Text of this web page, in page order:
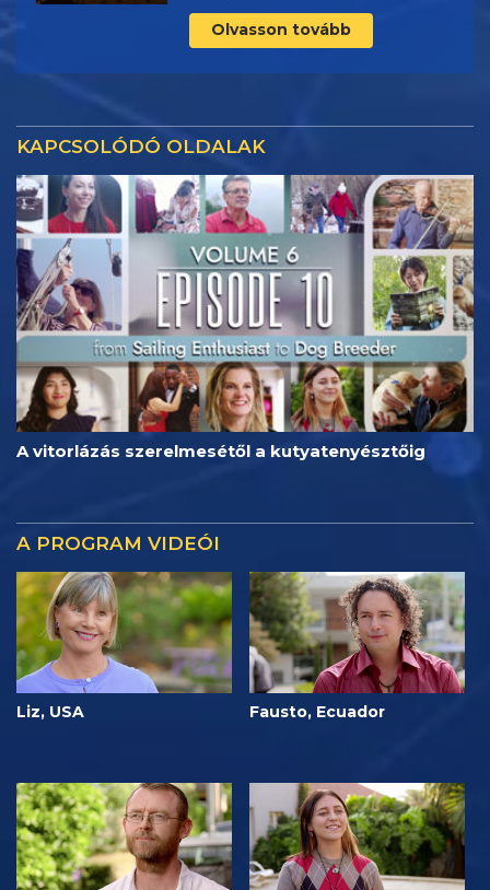
Olvasson tovább
KAPCSOLÓDÓ OLDALAK
A vitorlázás szerelmesétől a kutyatenyésztőig
A PROGRAM VIDEÓI
Liz, USA Fausto, Ecuador